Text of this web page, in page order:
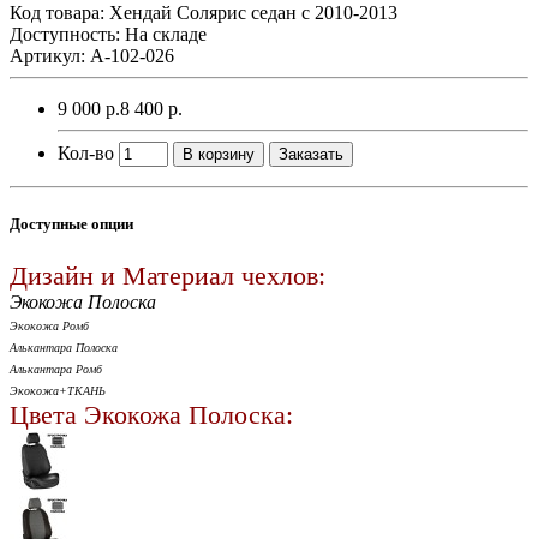
Код товара: Хендай Солярис седан с 2010-2013
Доступность: На складе
Артикул: A-102-026
9 000 р.8 400 р.
Кол-во В корзину Заказать
Доступные опции
Дизайн и Материал чехлов:
Экокожа Полоска
Экокожа Ромб
Алькантара Полоска
Алькантара Ромб
Экокожа+ТКАНЬ
Цвета Экокожа Полоска: